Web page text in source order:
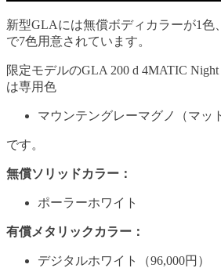
新型GLAには無償ボディカラーが1色
で7色用意されています。
限定モデルのGLA 200 d 4MATIC Night
は専用色
マウンテングレーマグノ（マッ
です。
無償ソリッドカラー：
ポーラーホワイト
有償メタリックカラー：
デジタルホワイト（96,000円）